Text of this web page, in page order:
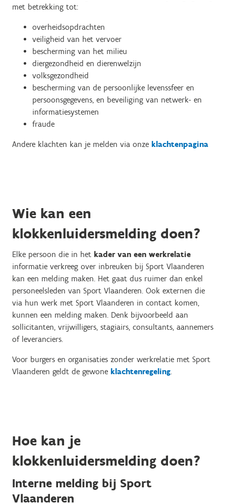
met betrekking tot:
overheidsopdrachten
veiligheid van het vervoer
bescherming van het milieu
diergezondheid en dierenwelzijn
volksgezondheid
bescherming van de persoonlijke levenssfeer en
persoonsgegevens, en beveiliging van netwerk- en
informatiesystemen
fraude
Andere klachten kan je melden via onze klachtenpagina
Wie kan een
klokkenluidersmelding doen?
Elke persoon die in het kader van een werkrelatie
informatie verkreeg over inbreuken bij Sport Vlaanderen
kan een melding maken. Het gaat dus ruimer dan enkel
personeelsleden van Sport Vlaanderen. Ook externen die
via hun werk met Sport Vlaanderen in contact komen,
kunnen een melding maken. Denk bijvoorbeeld aan
sollicitanten, vrijwilligers, stagiairs, consultants, aannemers
of leveranciers.
Voor burgers en organisaties zonder werkrelatie met Sport
Vlaanderen geldt de gewone klachtenregeling.
Hoe kan je
klokkenluidersmelding doen?
Interne melding bij Sport
Vlaanderen